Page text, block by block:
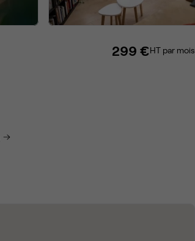
299 €HT par mois